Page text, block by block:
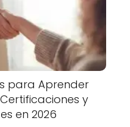
para Aprender
y
en 2026